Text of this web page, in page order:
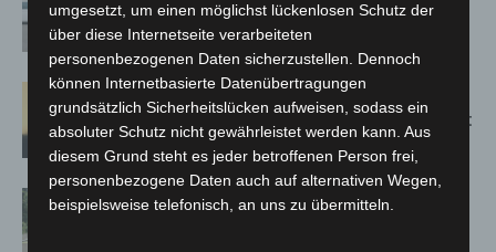
kehren nach Waldbrandeinsatz aus
Spanien zurück
Hannover: Erste Tigermücken-
Population in Niedersachsen entdeckt
Brand im „Haus der Begegnung“ in
umgesetzt, um einen möglichst lückenlosen Schutz der
über diese Internetseite verarbeiteten
personenbezogenen Daten sicherzustellen. Dennoch
können Internetbasierte Datenübertragungen
grundsätzlich Sicherheitslücken aufweisen, sodass ein
absoluter Schutz nicht gewährleistet werden kann. Aus
diesem Grund steht es jeder betroffenen Person frei,
personenbezogene Daten auch auf alternativen Wegen,
beispielsweise telefonisch, an uns zu übermitteln.